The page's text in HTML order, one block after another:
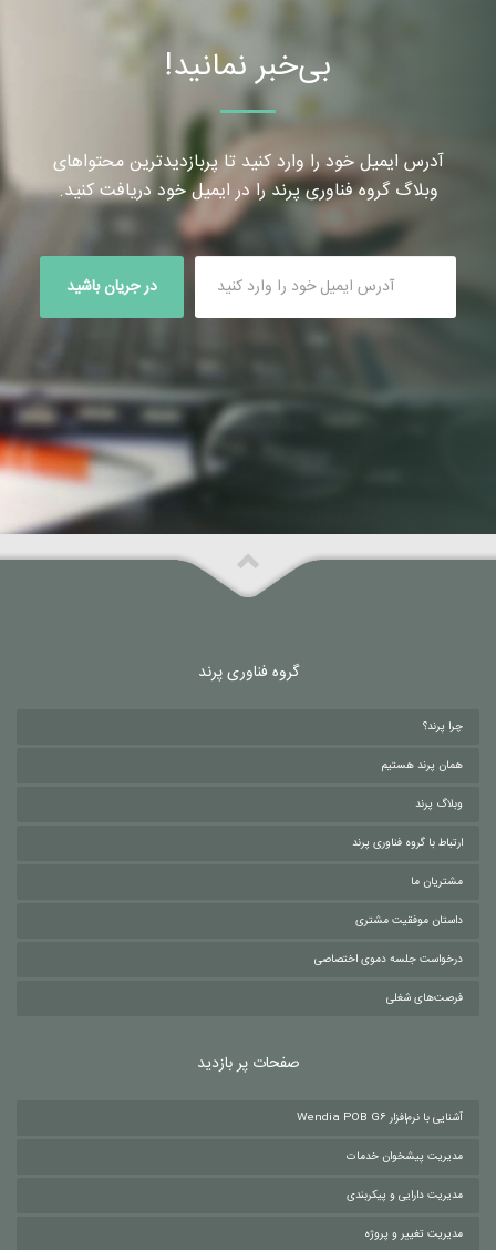
بی‌خبر نمانید!
آدرس ایمیل خود را وارد کنید تا پربازدیدترین محتواهای
وبلاگ گروه فناوری پرند را در ایمیل خود دریافت کنید.
در جریان باشید
گروه فناوری پرند
چرا پرند؟
همان پرند هستیم
وبلاگ پرند
ارتباط با گروه فناوری پرند
مشتریان ما
داستان موفقیت مشتری
درخواست جلسه دموی اختصاصی
فرصت‌های شغلی
صفحات پر بازدید
آشنایی با نرم‌افزار Wendia POB G6
مدیریت پیشخوان خدمات
مدیریت دارایی و پیکربندی
مدیریت تغییر و پروژه